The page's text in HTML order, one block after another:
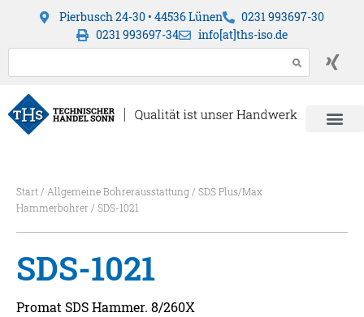
Pierbusch 24-30 • 44536 Lünen
0231 993697-30
0231 993697-34
info[at]ths-iso.de
Start/ Allgemeine Bohrerausstattung/ SDS Plus/Max
Hammerbohrer/ SDS-1021
SDS-1021
Promat SDS Hammer. 8/260X